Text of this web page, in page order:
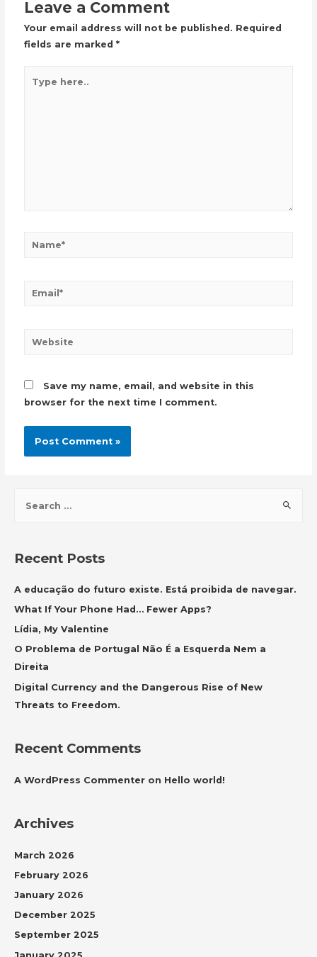
Leave a Comment
Your email address will not be published. Required
fields are marked*
here..
Name*
Email*
Website
Save my name, email, and website in this
browser for the next time I comment.
h
Recent Posts
A educação do futuro existe. Está proibida de navegar.
What If Your Phone Had… Fewer Apps?
Lídia, My Valentine
O Problema de Portugal Não É a Esquerda Nem a
Direita
Digital Currency and the Dangerous Rise of New
Threats to Freedom.
Recent Comments
A WordPress Commenteron Hello world!
Archives
March 2026
February 2026
January 2026
December 2025
September 2025
January 2025